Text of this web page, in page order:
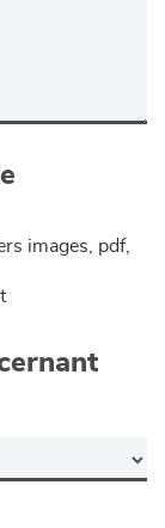
images, pdf,